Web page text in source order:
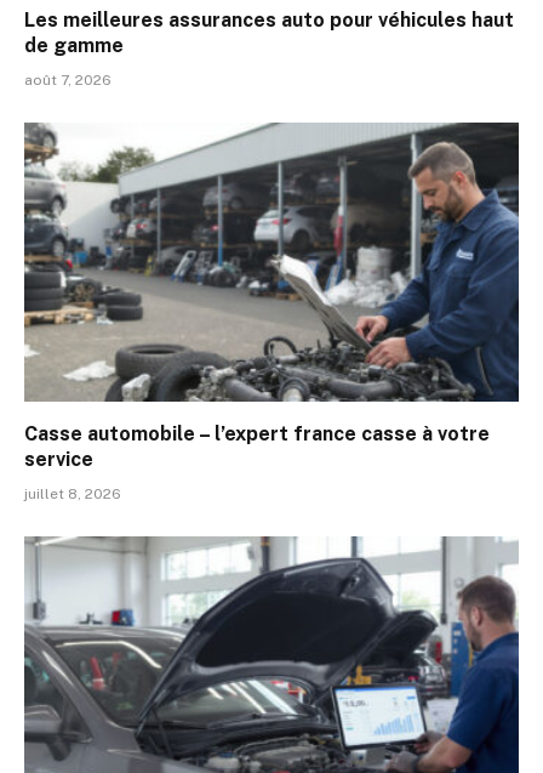
Les meilleures assurances auto pour véhicules haut
de gamme
août 7, 2026
Casse automobile – l’expert france casse à votre
service
juillet 8, 2026